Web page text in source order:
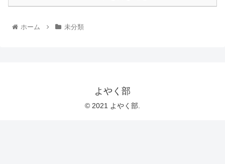
ホーム 未分類
よやく部
© 2021 よやく部.